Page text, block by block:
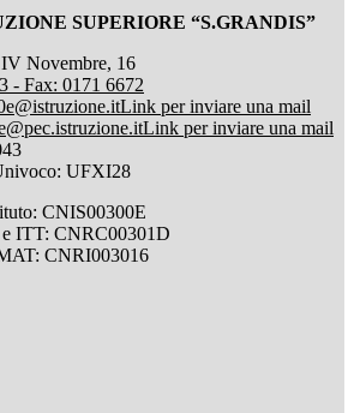
SUPERIORE “S.GRANDIS”
Novembre, 16
- Fax: 0171 6672
Link per inviare una mail
Link per inviare una mail
UFXI28
CNIS00300E
ITT: CNRC00301D
CNRI003016